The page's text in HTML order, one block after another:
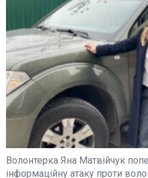
Волонтерка Яна Матвійчук
інформаційну атаку проти